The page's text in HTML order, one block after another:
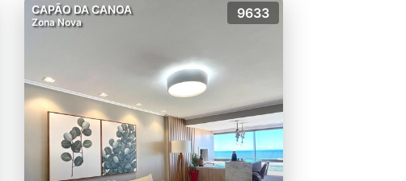
CAPÃO DA CANOA
Zona Nova
9633